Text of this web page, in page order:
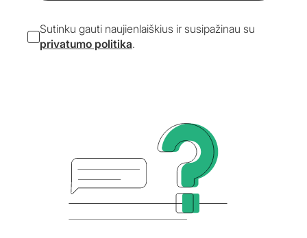
Sutinku gauti naujienlaiškius ir susipažinau su
privatumo politika.